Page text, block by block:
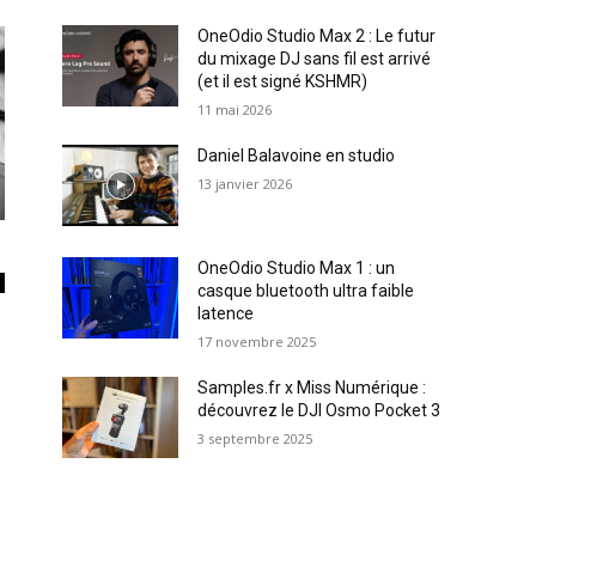
OneOdio Studio Max 2 : Le futur
du mixage DJ sans fil est arrivé
(et il est signé KSHMR)
11 mai 2026
Daniel Balavoine en studio
13 janvier 2026
OneOdio Studio Max 1 : un
casque bluetooth ultra faible
latence
17 novembre 2025
Samples.fr x Miss Numérique :
découvrez le DJI Osmo Pocket 3
3 septembre 2025